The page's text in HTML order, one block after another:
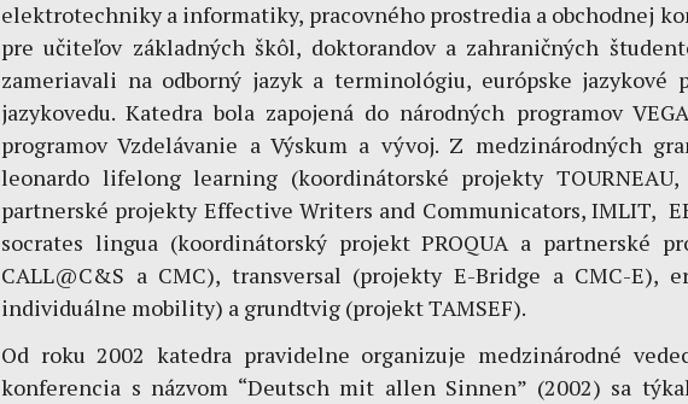
elektrotechniky a informatiky, pracovného prostredia a obchodnej
pre učiteľov základných škôl, doktorandov a zahraničných
zameriavali na odborný jazyk a terminológiu, európske
jazykovedu. Katedra bola zapojená do národných programov
programov Vzdelávanie a Výskum a vývoj. Z medzinárodných
leonardo lifelong learning (koordinátorské projekty TOURNEAU,
partnerské projekty Effective Writers and Communicators, IMLIT,
socrates lingua (koordinátorský projekt PROQUA a partnerské
CALL@C&S a CMC), transversal (projekty E-Bridge a CMC-E),
individuálne mobility) a grundtvig (projekt TAMSEF).
Od roku 2002 katedra pravidelne organizuje medzinárodné
konferencia s názvom “Deutsch mit allen Sinnen” (2002) sa